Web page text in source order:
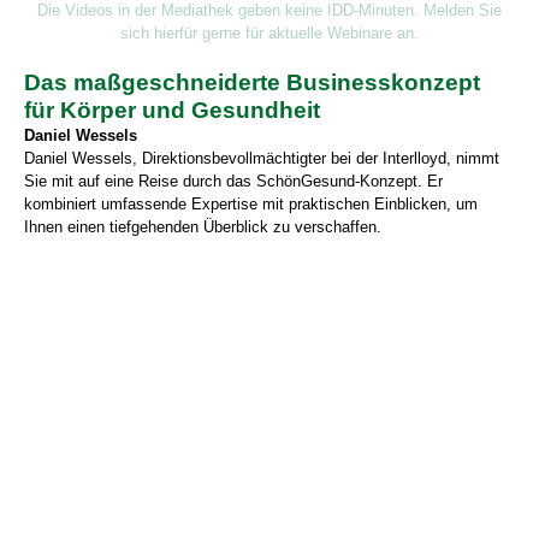
Die Videos in der Mediathek geben keine IDD-Minuten. Melden Sie
sich hierfür gerne für aktuelle Webinare an.
Das maßgeschneiderte Businesskonzept
für Körper und Gesundheit
Daniel Wessels
Daniel Wessels, Direktionsbevollmächtigter bei der Interlloyd, nimmt
Sie mit auf eine Reise durch das SchönGesund-Konzept. Er
kombiniert umfassende Expertise mit praktischen Einblicken, um
Ihnen einen tiefgehenden Überblick zu verschaffen.